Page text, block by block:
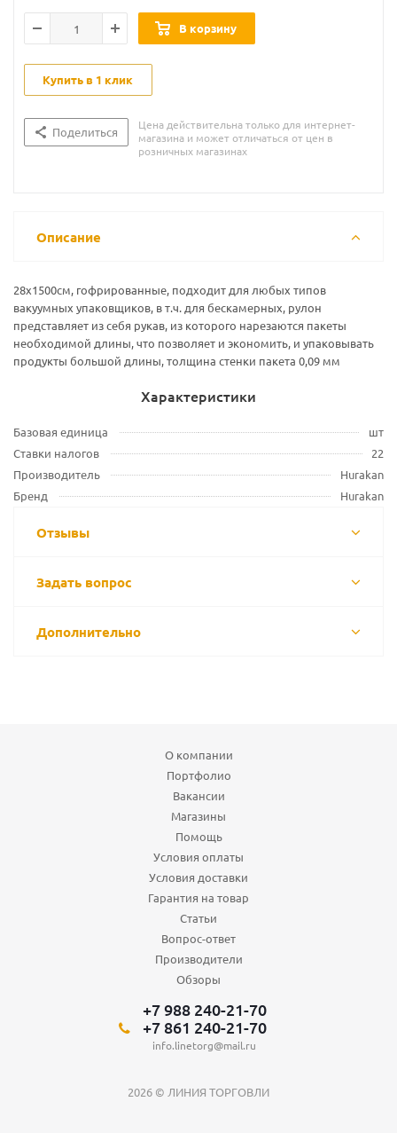
В корзину
Купить в 1 клик
Поделиться
Цена действительна только для интернет-
магазина и может отличаться от цен в
розничных магазинах
Описание
28x1500см, гофрированные, подходит для любых типов
вакуумных упаковщиков, в т.ч. для бескамерных, рулон
представляет из себя рукав, из которого нарезаются пакеты
необходимой длины, что позволяет и экономить, и упаковывать
продукты большой длины, толщина стенки пакета 0,09 мм
Характеристики
Базовая единица
шт
Ставки налогов
22
Производитель
Hurakan
Бренд
Hurakan
Отзывы
Задать вопрос
Дополнительно
О компании
Портфолио
Вакансии
Магазины
Помощь
Условия оплаты
Условия доставки
Гарантия на товар
Статьи
Вопрос-ответ
Производители
Обзоры
+7 988 240-21-70
+7 861 240-21-70
info.linetorg@mail.ru
2026 © ЛИНИЯ ТОРГОВЛИ